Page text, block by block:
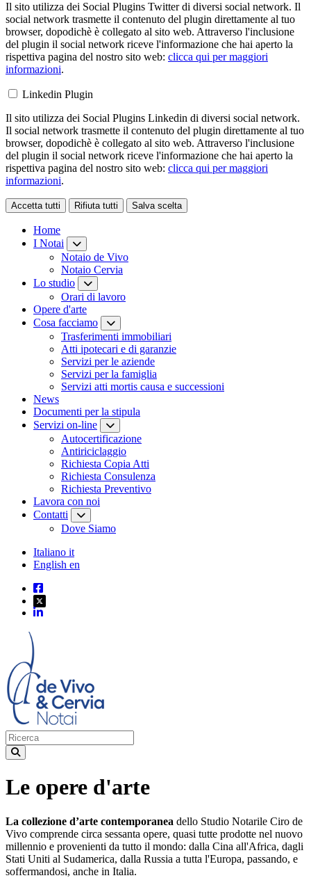
Il sito utilizza dei Social Plugins Twitter di diversi social network. Il
social network trasmette il contenuto del plugin direttamente al tuo
browser, dopodichè è collegato al sito web. Attraverso l'inclusione
del plugin il social network riceve l'informazione che hai aperto la
rispettiva pagina del nostro sito web: clicca qui per maggiori
informazioni.
Linkedin Plugin
Il sito utilizza dei Social Plugins Linkedin di diversi social network.
Il social network trasmette il contenuto del plugin direttamente al tuo
browser, dopodichè è collegato al sito web. Attraverso l'inclusione
del plugin il social network riceve l'informazione che hai aperto la
rispettiva pagina del nostro sito web: clicca qui per maggiori
informazioni.
Accetta tutti Rifiuta tutti Salva scelta
Home
I Notai
Notaio de Vivo
Notaio Cervia
Lo studio
Orari di lavoro
Opere d'arte
Cosa facciamo
Trasferimenti immobiliari
Atti ipotecari e di garanzie
Servizi per le aziende
Servizi per la famiglia
Servizi atti mortis causa e successioni
News
Documenti per la stipula
Servizi on-line
Autocertificazione
Antiriciclaggio
Richiesta Copia Atti
Richiesta Consulenza
Richiesta Preventivo
Lavora con noi
Contatti
Dove Siamo
Italiano it
English en
Le opere d'arte
La collezione d’arte contemporanea dello Studio Notarile Ciro de
Vivo comprende circa sessanta opere, quasi tutte prodotte nel nuovo
millennio e provenienti da tutto il mondo: dalla Cina all'Africa, dagli
Stati Uniti al Sudamerica, dalla Russia a tutta l'Europa, passando, e
soffermandosi, anche in Italia.